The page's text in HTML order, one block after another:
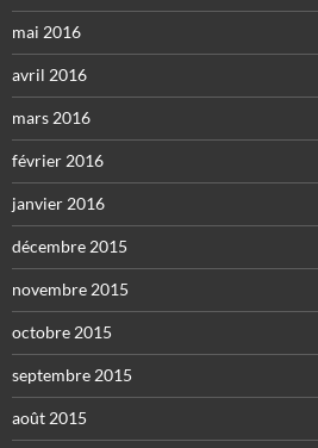
mai 2016
avril 2016
mars 2016
février 2016
janvier 2016
décembre 2015
novembre 2015
octobre 2015
septembre 2015
août 2015